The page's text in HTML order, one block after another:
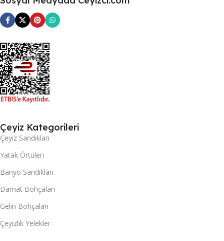
Çeyiz Kategorileri
Çeyiz Sandıkları
Yatak Örtüleri
Banyo Sandıkları
Damat Bohçaları
Gelin Bohçaları
Çeyizlik Yelekler